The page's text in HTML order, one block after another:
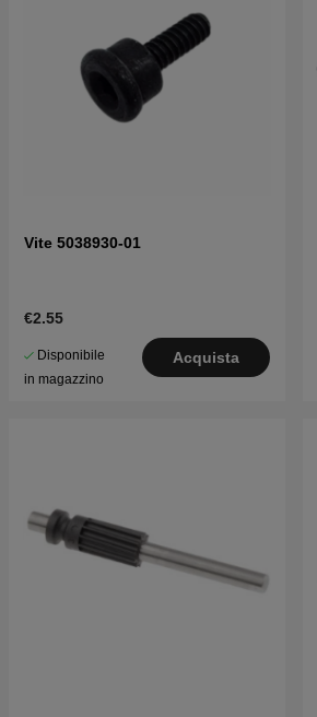
Vite 5038930-01
€2.55
Disponibile
in magazzino
Acquista